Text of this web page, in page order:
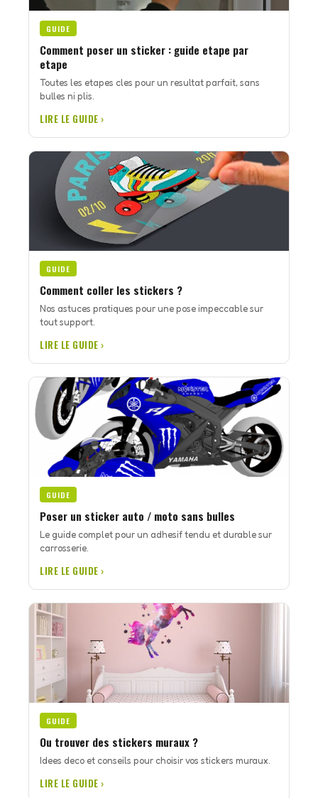
GUIDE
Comment poser un sticker : guide etape par
etape
Toutes les etapes cles pour un resultat parfait, sans
bulles ni plis.
LIRE LE GUIDE ›
GUIDE
Comment coller les stickers ?
Nos astuces pratiques pour une pose impeccable sur
tout support.
LIRE LE GUIDE ›
GUIDE
Poser un sticker auto / moto sans bulles
Le guide complet pour un adhesif tendu et durable sur
carrosserie.
LIRE LE GUIDE ›
GUIDE
Ou trouver des stickers muraux ?
Idees deco et conseils pour choisir vos stickers muraux.
LIRE LE GUIDE ›